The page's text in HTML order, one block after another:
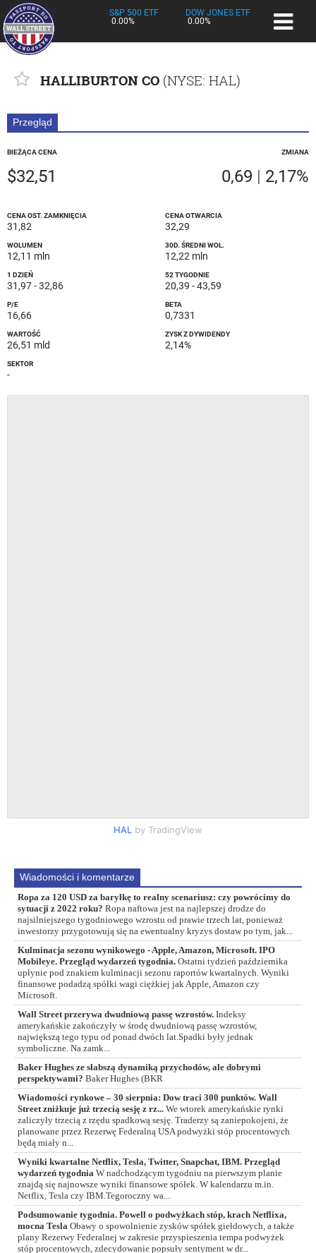
S&P 500 ETF
0.00%
DOW JONES ETF
0.00%
HALLIBURTON CO (NYSE: HAL)
Przegląd
BIEŻĄCA CENA
$32,51
ZMIANA
0,69 | 2,17%
CENA OST. ZAMKNIĘCIA
31,82
CENA OTWARCIA
32,29
WOLUMEN
12,11 mln
30D. ŚREDNI WOL.
12,22 mln
1 DZIEŃ
31,97-32,86
52 TYGODNIE
20,39 -43,59
P/E
16,66
BETA
0,7331
WARTOŚĆ
26,51 mld
ZYSK Z DYWIDENDY
2,14%
SEKTOR
-
HAL by TradingView
Wiadomości i komentarze
Ropa za 120 USD za baryłkę to realny scenariusz: czy powrócimy do
sytuacji z 2022 roku? Ropa naftowa jest na najlepszej drodze do
najsilniejszego tygodniowego wzrostu od prawie trzech lat, ponieważ
inwestorzy przygotowują się na ewentualny kryzys dostaw po tym, jak...
Kulminacja sezonu wynikowego - Apple, Amazon, Microsoft. IPO
Mobileye. Przegląd wydarzeń tygodnia. Ostatni tydzień października
upłynie pod znakiem kulminacji sezonu raportów kwartalnych. Wyniki
finansowe podadzą spółki wagi ciężkiej jak Apple, Amazon czy
Microsoft.
Wall Street przerywa dwudniową passę wzrostów. Indeksy
amerykańskie zakończyły w środę dwudniową passę wzrostów,
największą tego typu od ponad dwóch lat.Spadki były jednak
symboliczne. Na zamk...
Baker Hughes ze słabszą dynamiką przychodów, ale dobrymi
perspektywami? Baker Hughes (BKR
Wiadomości rynkowe – 30 sierpnia: Dow traci 300 punktów. Wall
Street zniżkuje już trzecią sesję z rz... We wtorek amerykańskie rynki
zaliczyły trzecią z rzędu spadkową sesję. Traderzy są zaniepokojeni, że
planowane przez Rezerwę Federalną USA podwyżki stóp procentowych
będą miały n...
Wyniki kwartalne Netflix, Tesla, Twitter, Snapchat, IBM. Przegląd
wydarzeń tygodnia W nadchodzącym tygodniu na pierwszym planie
znajdą się najnowsze wyniki finansowe spółek. W kalendarzu m.in.
Netflix, Tesla czy IBM.Tegoroczny wa...
Podsumowanie tygodnia. Powell o podwyżkach stóp, krach Netflixa,
mocna Tesla Obawy o spowolnienie zysków spółek giełdowych, a także
plany Rezerwy Federalnej w zakresie przyspieszenia tempa podwyżek
stóp procentowych, zdecydowanie popsuły sentyment w dr...